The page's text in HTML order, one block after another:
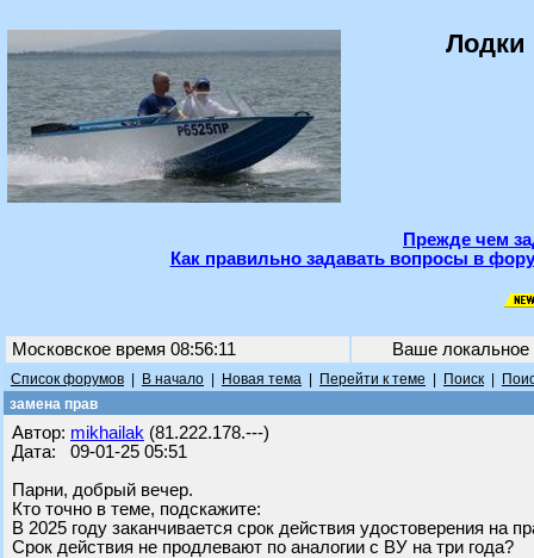
Лодки
Прежде чем
Как правильно задавать вопросы в
Московское время 08:56:11 Ваше
Список форумов В начало Новая тема Перейти к теме Поиск
замена прав
Автор: mikhailak (81.222.178.---)
Дата: 09-01-25 05:51
Парни, добрый вечер.
Кто точно в теме, подскажите:
В 2025 году заканчивается срок действия удостоверения на
Срок действия не продлевают по аналогии с ВУ на три года?